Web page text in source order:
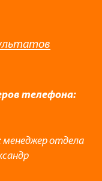
телефона:
менеджер отдела